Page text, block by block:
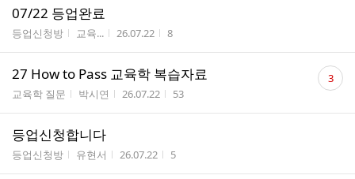
07/22 등업완료
게시판명
등업신청방 작성자
교육... 작성시간
26.07.22 조회수
8
27 How to Pass 교육학 복습자료
게시판명
교육학 질문 작성자
박시연 작성시간
26.07.22 조회수
53
댓
글 3
등업신청합니다
게시판명
등업신청방 작성자
유현서 작성시간
26.07.22 조회수
5